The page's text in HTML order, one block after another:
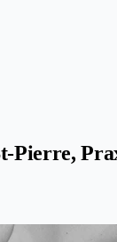
Pierre,